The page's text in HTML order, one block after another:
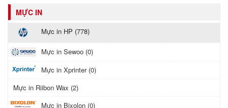
MỰC IN
Mực in HP (778)
Mực in Sewoo (0)
Mực in Xprinter (0)
Mực in Riibon Wax (2)
Mực in Bixolon (0)